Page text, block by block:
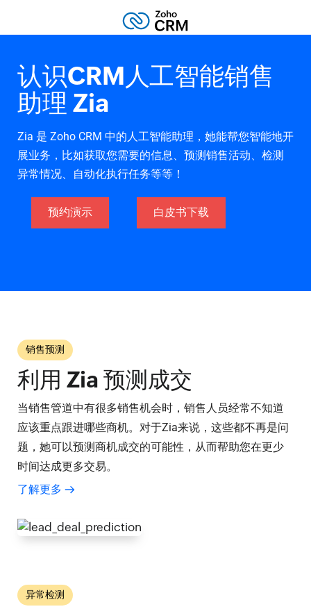
认识CRM人工智能销售
助理 Zia
Zia 是 Zoho CRM 中的人工智能助理，她能帮您智能地开
展业务，比如获取您需要的信息、预测销售活动、检测
异常情况、自动化执行任务等等！
预约演示 白皮书下载
销售预测
利用 Zia 预测成交
当销售管道中有很多销售机会时，销售人员经常不知道
应该重点跟进哪些商机。对于Zia来说，这些都不再是问
题，她可以预测商机成交的可能性，从而帮助您在更少
时间达成更多交易。
了解更多
异常检测